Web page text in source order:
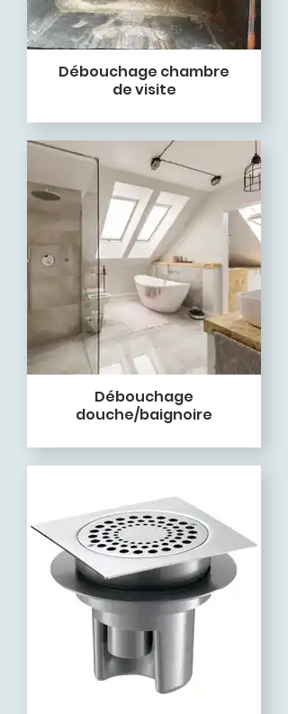
Débouchage chambre
de visite
Débouchage
douche/baignoire